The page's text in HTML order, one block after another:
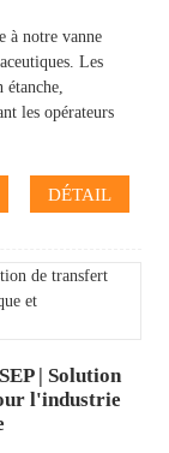
à notre vanne
Les
étanche,
les opérateurs
DÉTAIL
| Solution
l'industrie